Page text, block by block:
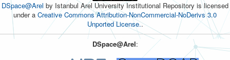
DSpace@Arel by Istanbul Arel University Institutional Repository is licensed
under a Creative Commons Attribution-NonCommercial-NoDerivs 3.0
Unported License..
DSpace@Arel: